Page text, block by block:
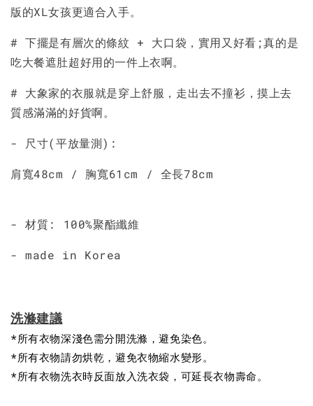
版的XL女孩更適合入手。
# 下擺是有層次的條紋 + 大口袋，實用又好看;真的是
吃大餐遮肚超好用的一件上衣啊。
# 大象家的衣服就是穿上舒服，走出去不撞衫，摸上去
質感滿滿的好貨啊。
- 尺寸(平放量測):
肩寬48cm / 胸寬61cm / 全長78cm
- 材質: 100%聚酯纖維
- made in Korea
洗滌建議
*所有衣物深淺色需分開洗滌，避免染色。
*所有衣物請勿烘乾，避免衣物縮水變形。
*所有衣物洗衣時反面放入洗衣袋，可延長衣物壽命。